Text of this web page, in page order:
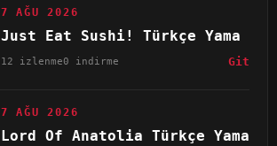
7 AĞU 2026
Just Eat Sushi! Türkçe Yama
12 izlenme0 indirme Git
7 AĞU 2026
Lord Of Anatolia Türkçe Yama